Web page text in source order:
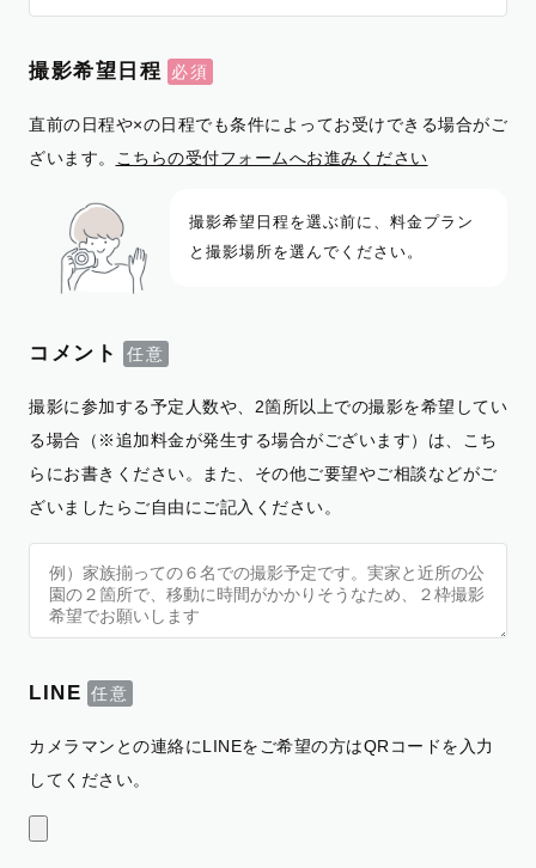
撮影希望日程
直前の日程や×の日程でも条件によってお受けできる場合がご
ざいます。
こちらの受付フォームへお進みください
撮影希望日程を選ぶ前に、料金プラン
と撮影場所を選んでください。
コメント
撮影に参加する予定人数や、2箇所以上での撮影を希望してい
る場合（※追加料金が発生する場合がございます）は、こち
らにお書きください。また、その他ご要望やご相談などがご
ざいましたらご自由にご記入ください。
LINE
カメラマンとの連絡にLINEをご希望の方はQRコードを入力
してください。